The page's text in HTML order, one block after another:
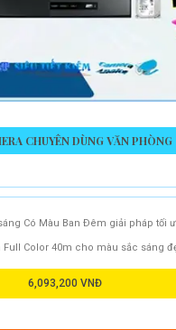
CHUYÊN DÙNG VĂN PHÒNG
Có Màu Ban Ðêm giải pháp tối
Color 40m cho màu sắc sáng
6,093,200 VNĐ